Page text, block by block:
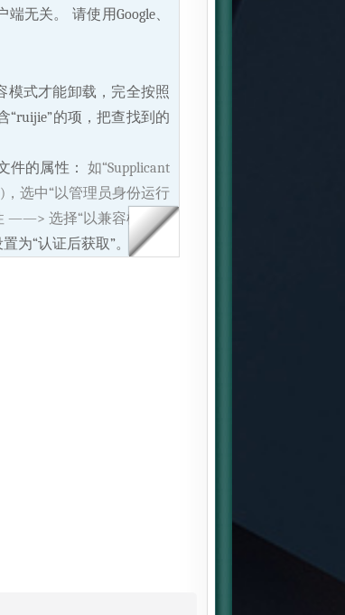
无关。 请使用Google、
模式才能卸载，完全按照
的项，把查找到的
件的属性： 如“Supplicant
，选中“以管理员身份运行
——> 选择“以兼容模式运
为“认证后获取”。